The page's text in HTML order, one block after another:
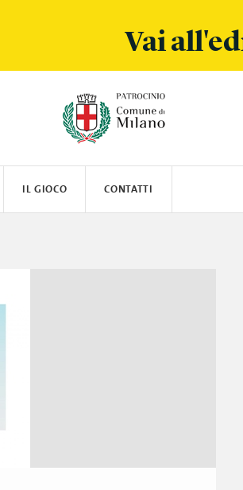
Vai
IL GIOCO CONTATTI